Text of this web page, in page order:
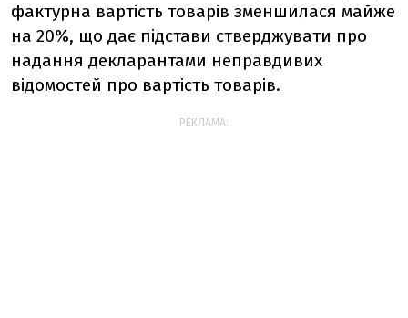
фактурна вартість товарів зменшилася майже
на 20%, що дає підстави стверджувати про
надання декларантами неправдивих
відомостей про вартість товарів.
РЕКЛАМА: